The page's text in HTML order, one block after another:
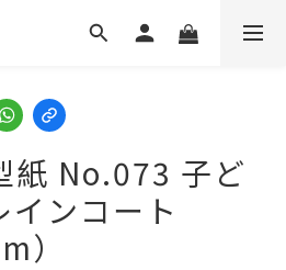
紙 No.073 子ど
インコート
）